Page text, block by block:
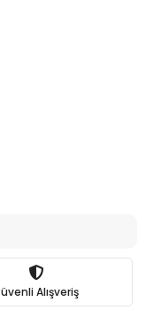
Alışveriş